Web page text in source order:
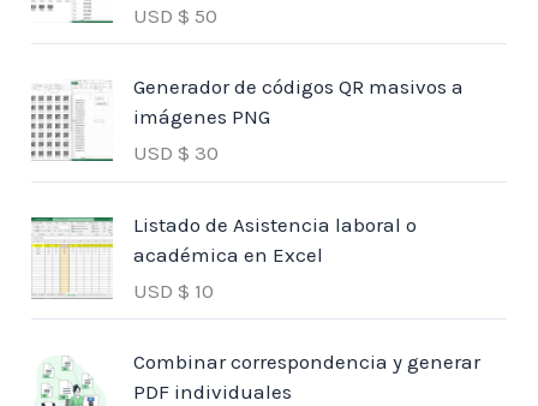
USD $ 50
Generador de códigos QR masivos a
imágenes PNG
USD $ 30
Listado de Asistencia laboral o
académica en Excel
USD $ 10
Combinar correspondencia y generar
PDF individuales